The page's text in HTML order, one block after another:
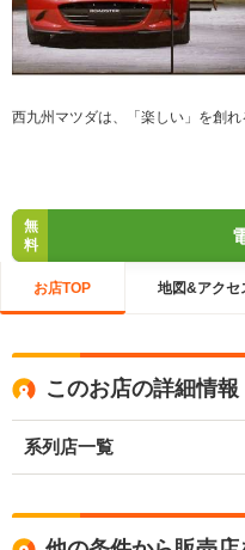
西九州マツダは、「楽しい」を創れ
無
料
お店TOP 地図&アクセ
このお店の詳細情報
系列店一覧